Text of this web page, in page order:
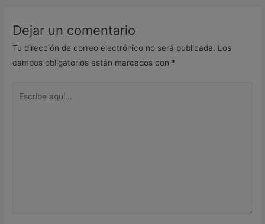
Dejar un comentario
Tu dirección de correo electrónico no será publicada. Los
campos obligatorios están marcados con *